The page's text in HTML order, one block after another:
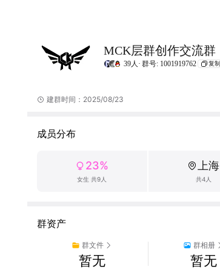
MCK层群创作交流群
39人· 群号: 1001919762 复制
建群时间：2025/08/23
成员分布
23%
女生 共9人
上海
共4人
群资产
群文件
暂无
群相册
暂无